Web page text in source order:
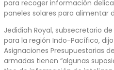
para recoger información
paneles solares para alimentar
Jedidiah Royal, subsecretario
para la región Indo-Pacífico,
Asignaciones Presupuestarias
armadas tienen “algunas